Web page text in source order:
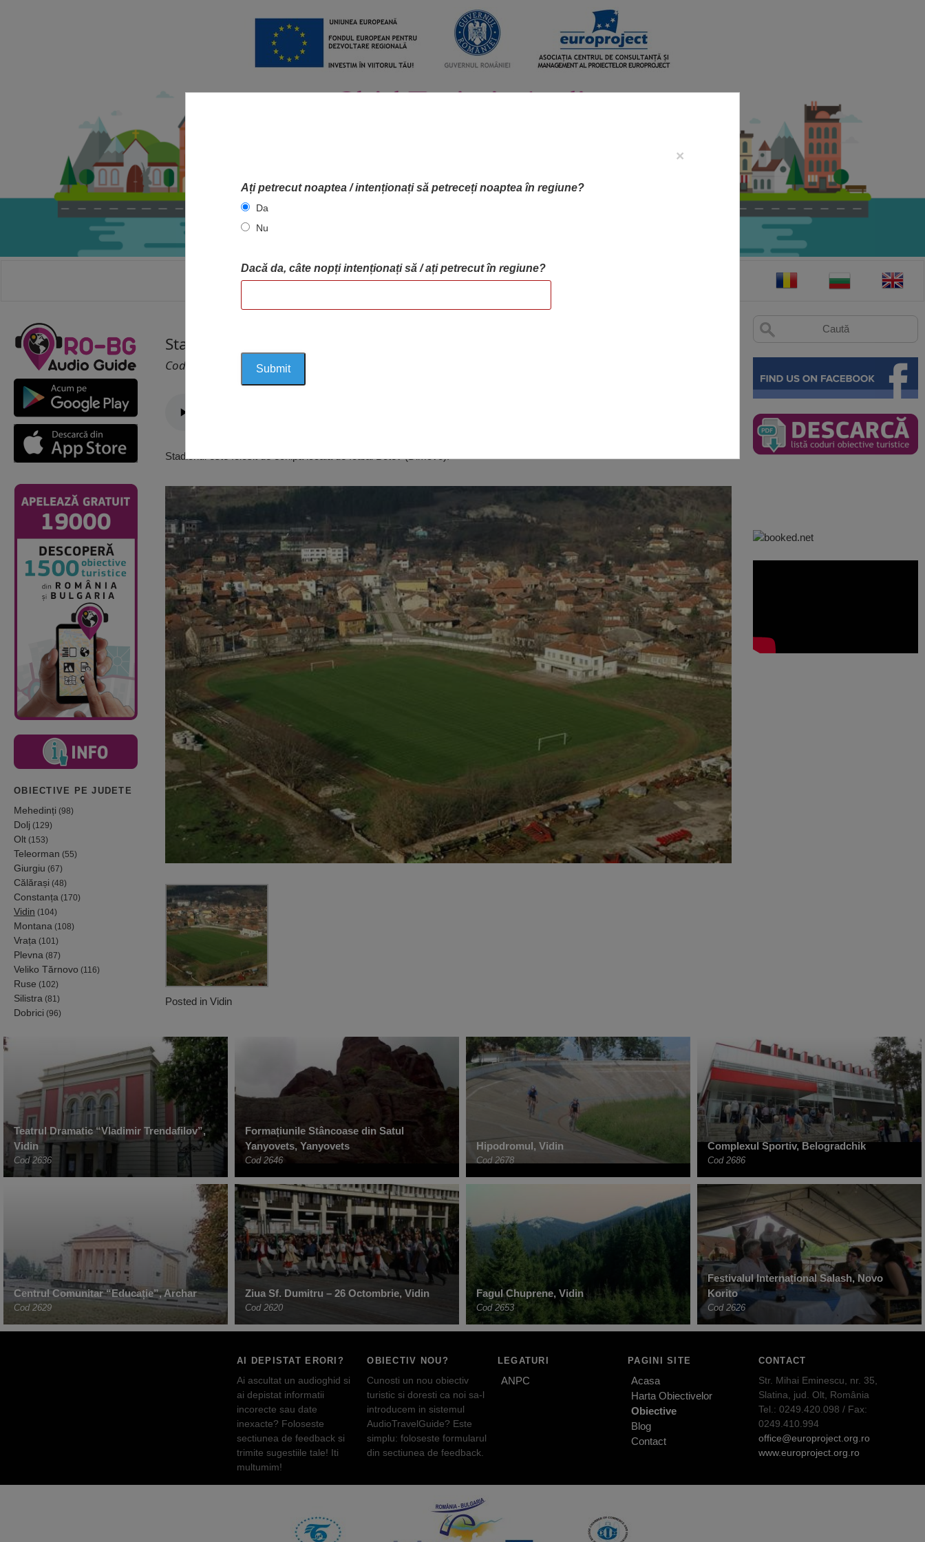
ACASA HARTA OBIECTIVELOR OBIECTIVE
OBIECTIVE PE JUDETE
Mehedinți (98)
Dolj (129)
Olt (153)
Teleorman (55)
Giurgiu (67)
Călărași (48)
Constanța (170)
Vidin (104)
Montana (108)
Vrața (101)
Plevna (87)
Veliko Tărnovo (116)
Ruse (102)
Silistra (81)
Dobrici (96)
Stadionul Dimovo, Dimovo
Cod 2694
Stadionul este folosit de echipa locală de fotbal Botev (Dimovo).
×
Ați petrecut noaptea / intenționați să petreceți noaptea în regiune?
Da
Nu
Dacă da, câte nopți intenționați să / ați petrecut în regiune?
Posted in Vidin
Teatrul Dramatic “Vladimir Trendafilov”,
Vidin
Cod 2636
Formațiunile Stâncoase din Satul
Yanyovets, Yanyovets
Cod 2646
Hipodromul, Vidin
Cod 2678
Complexul Sportiv, Belogradchik
Cod 2686
Centrul Comunitar “Educație”, Archar
Cod 2629
Ziua Sf. Dumitru – 26 Octombrie, Vidin
Cod 2620
Fagul Chuprene, Vidin
Cod 2653
Festivalul Internațional Salash, Novo
Korito
Cod 2626
AI DEPISTAT ERORI?
Ai ascultat un audioghid si
ai depistat informatii
incorecte sau date
inexacte? Foloseste
sectiunea de feedback si
trimite sugestiile tale! Iti
multumim!
OBIECTIV NOU?
Cunosti un nou obiectiv
turistic si doresti ca noi sa-l
introducem in sistemul
AudioTravelGuide? Este
simplu: foloseste formularul
din sectiunea de feedback.
LEGATURI
ANPC
PAGINI SITE
Acasa
Harta Obiectivelor
Obiective
Blog
Contact
CONTACT
Str. Mihai Eminescu, nr. 35,
Slatina, jud. Olt, România
Tel.: 0249.420.098 / Fax:
0249.410.994
office@europroject.org.ro
www.europroject.org.ro